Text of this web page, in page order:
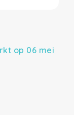
op 06 mei